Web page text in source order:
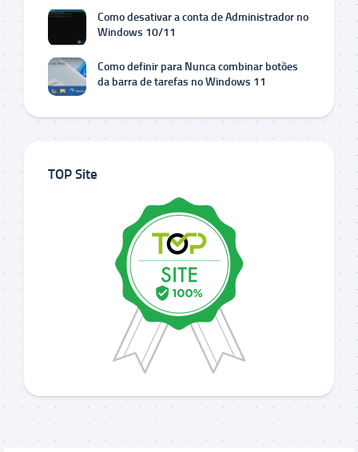
Como desativar a conta de Administrador no
Windows 10/11
Como definir para Nunca combinar botões
da barra de tarefas no Windows 11
TOP Site